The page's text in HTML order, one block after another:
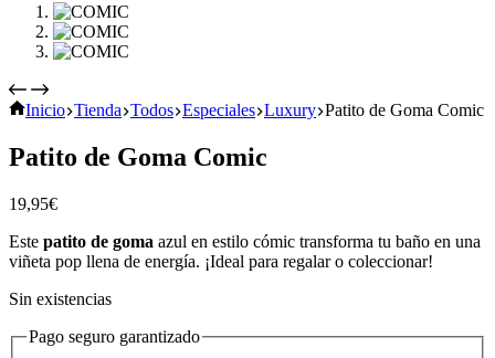
Inicio Tienda Todos Especiales Luxury Patito de Goma Comic
Patito de Goma Comic
19,95€
Este patito de goma azul en estilo cómic transforma tu baño en una
viñeta pop llena de energía. ¡Ideal para regalar o coleccionar!
Sin existencias
Pago seguro garantizado